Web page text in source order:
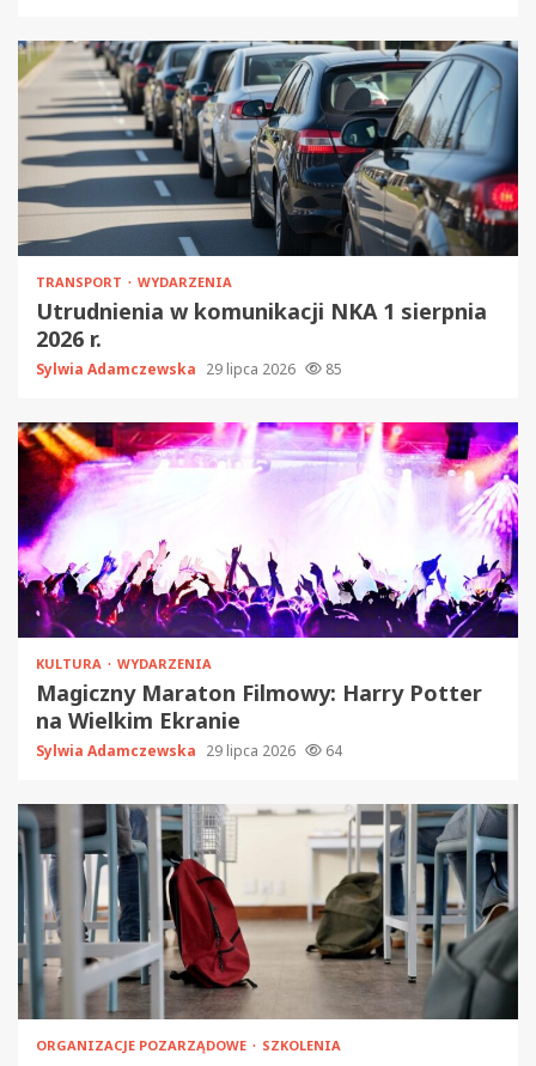
TRANSPORT WYDARZENIA
Utrudnienia w komunikacji NKA 1 sierpnia
2026 r.
Sylwia Adamczewska 29 lipca 2026 85
KULTURA WYDARZENIA
Magiczny Maraton Filmowy: Harry Potter
na Wielkim Ekranie
Sylwia Adamczewska 29 lipca 2026 64
ORGANIZACJE POZARZĄDOWE SZKOLENIA